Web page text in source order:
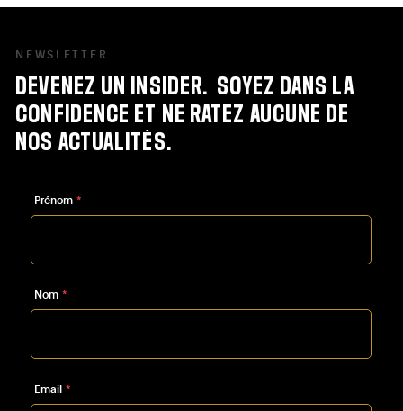
DEVENEZ UN INSIDER. SOYEZ DANS LA
CONFIDENCE ET NE RATEZ AUCUNE DE
NOS ACTUALITÉS.
NEWSLETTER
Prénom *
Nom *
Email *